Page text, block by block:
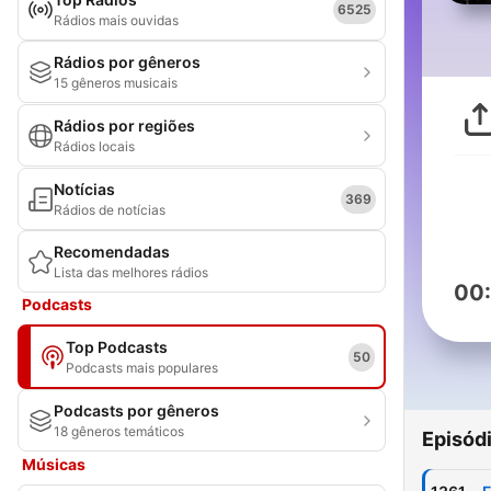
Rádios mais ouvidas
6525
Rádios por gêneros
15 gêneros musicais
Rádios por regiões
Rádios locais
Notícias
Rádios de notícias
369
Recomendadas
Lista das melhores rádios
Podcasts
Top Podcasts
Podcasts mais populares
50
Podcasts por gêneros
18 gêneros temáticos
Músicas